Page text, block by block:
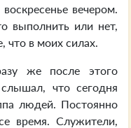
вечером.
выполнить или нет,
что в моих силах.
же после этого
что сегодня
людей. Постоянно
время. Служители,